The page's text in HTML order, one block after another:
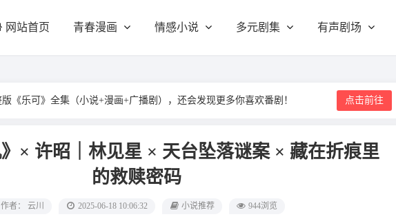
网站首页 青春漫画 情感小说 多元剧集 有声剧场
《乐可》全集（小说+漫画+广播剧），还会发现更多你喜欢番剧！ 点击前往
》× 许昭｜林见星 × 天台坠落谜案 × 藏在折痕里
的救赎密码
作者： 云川 2025-06-18 10:06:32 小说推荐 944浏览